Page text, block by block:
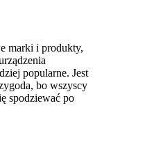
marki i produkty,
popularne. Jest
bo wszyscy
spodziewać po